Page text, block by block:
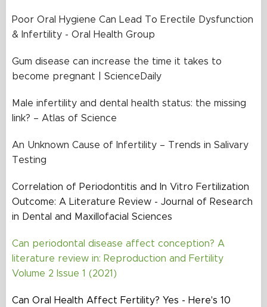
Poor Oral Hygiene Can Lead To Erectile Dysfunction
& Infertility - Oral Health Group
Gum disease can increase the time it takes to
become pregnant | ScienceDaily
Male infertility and dental health status: the missing
link? – Atlas of Science
An Unknown Cause of Infertility – Trends in Salivary
Testing
Correlation of Periodontitis and In Vitro Fertilization
Outcome: A Literature Review - Journal of Research
in Dental and Maxillofacial Sciences
Can periodontal disease affect conception? A
literature review in: Reproduction and Fertility
Volume 2 Issue 1 (2021)
Can Oral Health Affect Fertility? Yes - Here's 10